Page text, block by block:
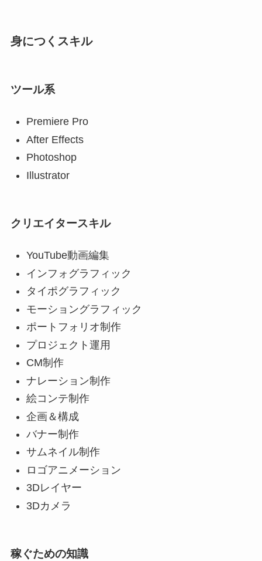
身につくスキル
ツール系
Premiere Pro
After Effects
Photoshop
Illustrator
クリエイタースキル
YouTube動画編集
インフォグラフィック
タイポグラフィック
モーショングラフィック
ポートフォリオ制作
プロジェクト運用
CM制作
ナレーション制作
絵コンテ制作
企画＆構成
バナー制作
サムネイル制作
ロゴアニメーション
3Dレイヤー
3Dカメラ
稼ぐための知識